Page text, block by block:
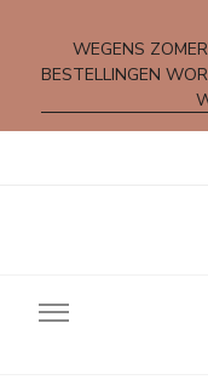
WEGENS
BESTELLINGEN